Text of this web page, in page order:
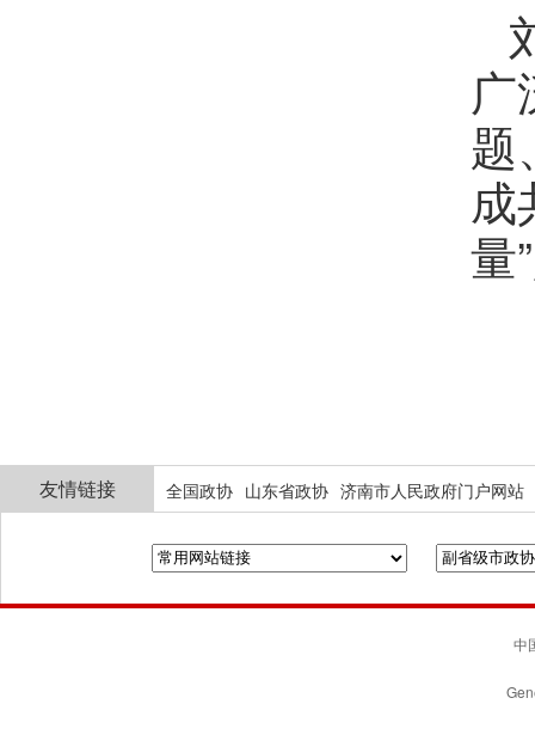
广
题
成
量
友情链接 全国政协 山东省政协 济南市人民政府门户网站
中